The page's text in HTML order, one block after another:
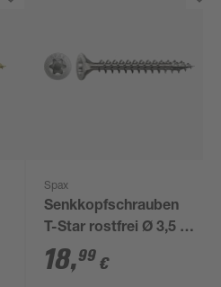
Spax
Senkkopfschrauben
T-Star rostfrei Ø 3,5 x
25 mm 200 Stück
18,99 €